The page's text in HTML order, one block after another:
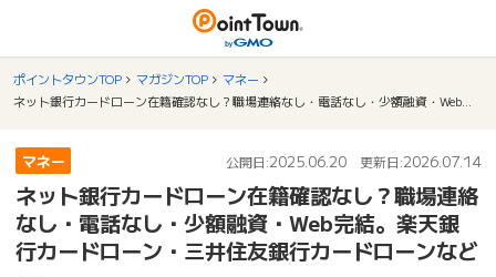
ポイントタウンTOP マガジンTOP
マネー
マネー 公開日:2025.06.20 更新日:2026.07.14
ネット銀行カードローン在籍確認なし？職場連絡
なし・電話なし・少額融資・Web完結。楽天銀
行カードローン・三井住友銀行カードローンなど